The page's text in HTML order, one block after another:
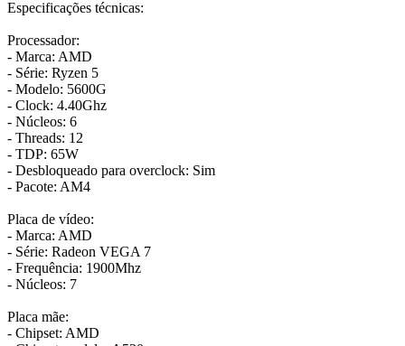
Especificações técnicas:
Processador:
- Marca: AMD
- Série: Ryzen 5
- Modelo: 5600G
- Clock: 4.40Ghz
- Núcleos: 6
- Threads: 12
- TDP: 65W
- Desbloqueado para overclock: Sim
- Pacote: AM4
Placa de vídeo:
- Marca: AMD
- Série: Radeon VEGA 7
- Frequência: 1900Mhz
- Núcleos: 7
Placa mãe:
- Chipset: AMD